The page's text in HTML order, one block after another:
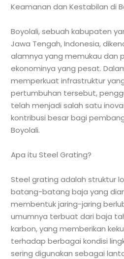
Keamanan dan Kestabilan di
Boyolali, sebuah kabupaten
Jawa Tengah, Indonesia,
alamnya yang memukau dan
ekonominya yang pesat.
memperkuat infrastruktur
pertumbuhan tersebut,
telah menjadi salah satu
kontribusi besar bagi
Boyolali.
Apa itu Steel Grating?
Steel grating adalah struktur
batang-batang baja yang
membentuk jaring-jaring
umumnya terbuat dari baja
karbon, yang memberikan
terhadap berbagai kondisi
sering digunakan sebagai